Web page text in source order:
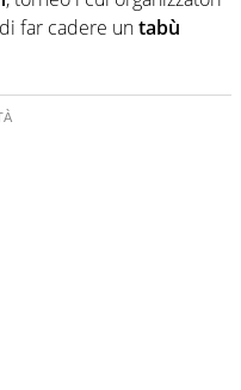
far cadere untabù